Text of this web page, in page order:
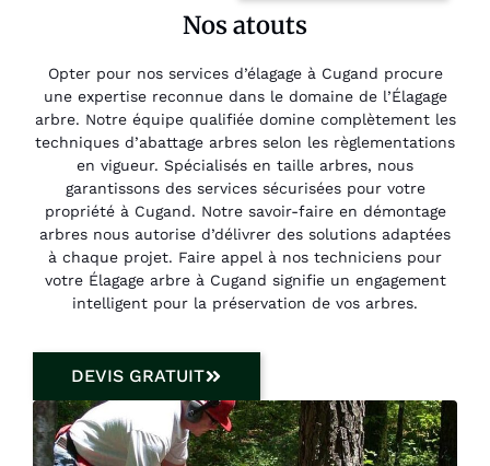
Nos atouts
Opter pour nos services d’élagage à Cugand procure
une expertise reconnue dans le domaine de l’Élagage
arbre. Notre équipe qualifiée domine complètement les
techniques d’abattage arbres selon les règlementations
en vigueur. Spécialisés en taille arbres, nous
garantissons des services sécurisées pour votre
propriété à Cugand. Notre savoir-faire en démontage
arbres nous autorise d’délivrer des solutions adaptées
à chaque projet. Faire appel à nos techniciens pour
votre Élagage arbre à Cugand signifie un engagement
intelligent pour la préservation de vos arbres.
DEVIS GRATUIT